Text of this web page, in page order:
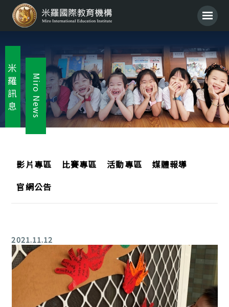
米
羅
訊
息
Miro News
2021.11.12
影片專區 比賽專區 活動專區
媒體報導
官網公告